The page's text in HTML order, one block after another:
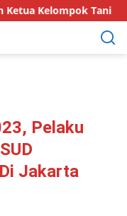
Tani Hari
Pelaku
Jakarta